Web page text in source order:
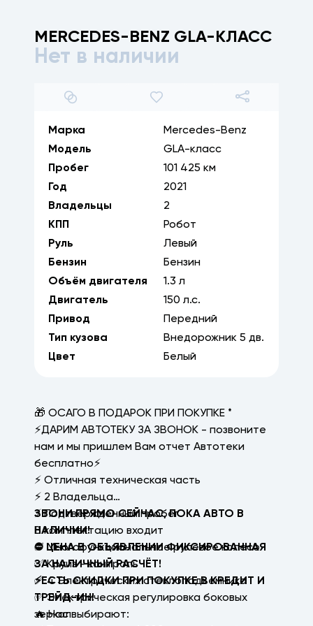
MERCEDES-BENZ GLA-КЛАСС
Нет в наличии
1/ 35
Марка
Mercedes-Benz
Модель
GLA-класс
Пробег
101 425 км
Год
2021
Владельцы
2
КПП
Робот
Руль
Левый
Бензин
Бензин
Объём двигателя
1.3 л
Двигатель
150 л.с.
Привод
Передний
Тип кузова
Внедорожник 5 дв.
Цвет
Белый
🎁 ОСАГО В ПОДАРОК ПРИ ПОКУПКЕ *
⚡ДАРИМ АВТОТЕКУ ЗА ЗВОНОК - позвоните
нам и мы пришлем Вам отчет Автотеки
бесплатно⚡
⚡ Отличная техническая часть
⚡ 2 Владельца
⚡ Подтвержденный пробег
В комплектацию входит
✅ Многофункциональное рулевое колесо
✅ Круиз - контроль
✅ 4 Электрических стеклоподъемника
✅ Электрическая регулировка боковых
зеркал
ЗВОНИ ПРЯМО СЕЙЧАС, ПОКА АВТО В
НАЛИЧИИ!
⛔ ЦЕНА В ОБЪЯВЛЕНИИ ФИКСИРОВАННАЯ
ЗА НАЛИЧНЫЙ РАСЧЁТ!
⚡ЕСТЬ СКИДКИ ПРИ ПОКУПКЕ В КРЕДИТ И
ТРЕЙД-ИН!
🔥 Нас выбирают: